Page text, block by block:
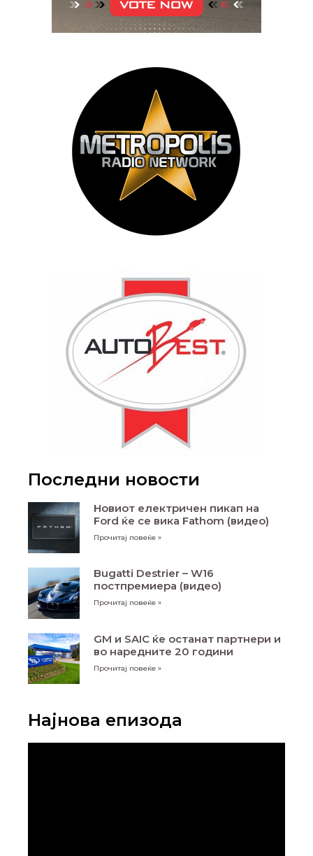
Последни новости
Новиот електричен пикап на
Ford ќе се вика Fathom (видео)
Прочитај повеќе »
Bugatti Destrier – W16
постпремиера (видео)
Прочитај повеќе »
GM и SAIC ќе останат партнери и
во наредните 20 години
Прочитај повеќе »
Најнова епизода